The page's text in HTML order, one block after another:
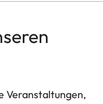
Veranstaltungen,